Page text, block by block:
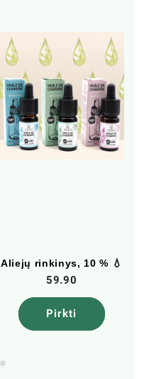
Aliejų rinkinys, 10 % 💧
59.90
Pirkti